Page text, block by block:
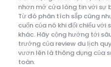
nhơn mở cửa lòng tin với sự
Từ đó phân tích sắp cũng
cuốn của nó khi đối chiếu với
khác. Hãy cộng hướng tới
trưởng của review du lịch
vươn lên là thông dụng của
toàn.